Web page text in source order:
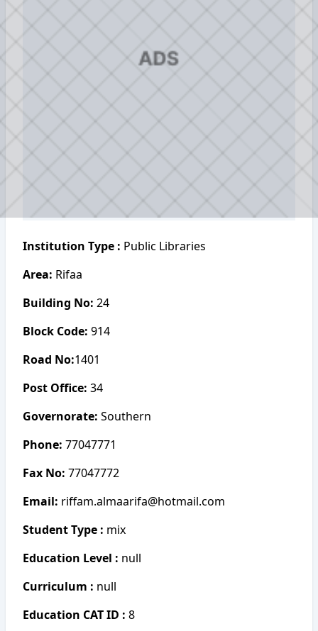
Institution Type : Public Libraries
Area: Rifaa
Building No: 24
Block Code: 914
Road No:1401
Post Office: 34
Governorate: Southern
Phone: 77047771
Fax No: 77047772
Email: riffam.almaarifa@hotmail.com
Student Type : mix
Education Level : null
Curriculum : null
Education CAT ID : 8